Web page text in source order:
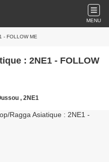
MENU
- FOLLOW ME
: 2NE1 - FOLLOW
, 2NE1